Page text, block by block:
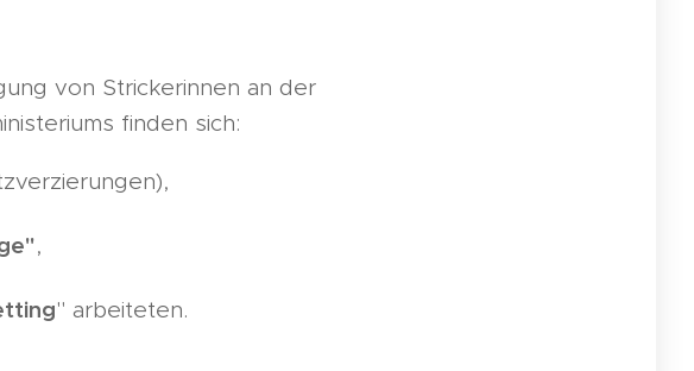
von Strickerinnen an der
finden sich:
,
" arbeiteten.